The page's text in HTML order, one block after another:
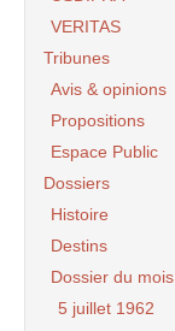
VERITAS
Tribunes
Avis & opinions
Propositions
Espace Public
Dossiers
Histoire
Destins
Dossier du mois
5 juillet 1962